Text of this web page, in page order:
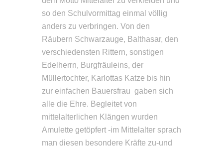
so den Schulvormittag einmal völlig
anders zu verbringen. Von den
Räubern Schwarzauge, Balthasar, den
verschiedensten Rittern, sonstigen
Edelherrn, Burgfräuleins, der
Müllertochter, Karlottas Katze bis hin
zur einfachen Bauersfrau gaben sich
alle die Ehre. Begleitet von
mittelalterlichen Klängen wurden
Amulette getöpfert -im Mittelalter sprach
man diesen besondere Kräfte zu-und